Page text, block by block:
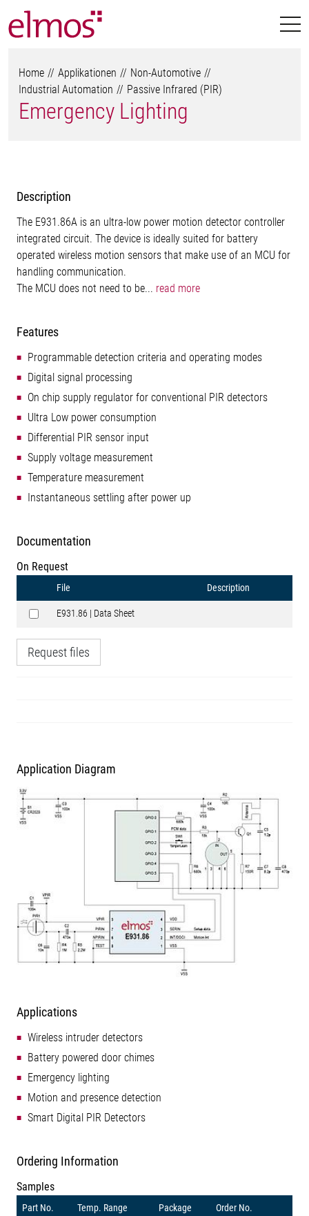
Home Applikationen
Non-Automotive
Industrial Automation
Passive Infrared (PIR)
Emergency Lighting
Description
The E931.86A is an ultra-low power motion detector controller
integrated circuit. The device is ideally suited for battery
operated wireless motion sensors that make use of an MCU for
handling communication.
The MCU does not need to be... read more
Features
Programmable detection criteria and operating modes
Digital signal processing
On chip supply regulator for conventional PIR detectors
Ultra Low power consumption
Differential PIR sensor input
Supply voltage measurement
Temperature measurement
Instantaneous settling after power up
Documentation
On Request
File Description
E931.86 | Data Sheet
Request files
Application Diagram
Applications
Wireless intruder detectors
Battery powered door chimes
Emergency lighting
Motion and presence detection
Smart Digital PIR Detectors
Ordering Information
Samples
Part No. Temp. Range Package Order No.